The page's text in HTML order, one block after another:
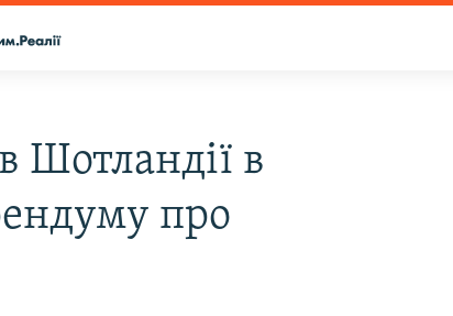
Шотландії в
про